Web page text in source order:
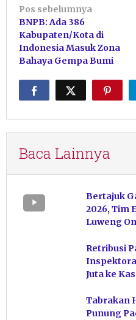
Navigasi
pos
Pos sebelumnya
BNPB: Ada 386
Kabupaten/Kota di
Indonesia Masuk Zona
Bahaya Gempa Bumi
Baca Lainnya
Bertajuk
2026, Tim
Luweng
Retribusi
Juta ke
Tabrakan
Punung